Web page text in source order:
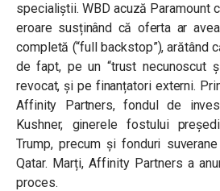
specialiștii. WBD acuză Paramount
eroare susținând că oferta ar
completă (“full backstop”), arătând
de fapt, pe un “trust necunoscut
revocat, și pe finanțatori externi.
Affinity Partners, fondul de
Kushner, ginerele fostului
Trump, precum și fonduri
Qatar. Marți, Affinity Partners a
proces.